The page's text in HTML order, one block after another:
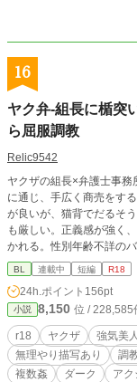
16
ヤク弁-組長に楯突
ら屈服調教
Relic9542
ヤクザの組長×弁護士事
に通じ、手広く商売をす
が良いが、猫背でだるそう。 受け 所長 通称:所長。30代前半。人にも
も厳しい。正義感が強く
かれる。性別年齢不詳の
所を経営。黒髪でいつも
他 事務員 通称：鈴虫 性
うな見た目で、非常にか
称：信 弁護士になりた
し、やくざ相手にメンチを切る。所
若 周りから若と呼ばれ
BL 連載中 短編 R18
24h.ポイント 156pt
小説 8,150 位 / 228,585
r18 ヤクザ 強気美
無理やり描写あり
調
複数姦
ダーク アク